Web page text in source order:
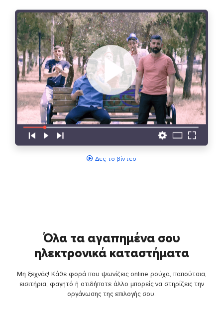
Δες το βίντεο
Όλα τα αγαπημένα σου
ηλεκτρονικά καταστήματα
Μη ξεχνάς! Κάθε φορά που ψωνίζεις online ρούχα, παπούτσια,
εισιτήρια, φαγητό ή οτιδήποτε άλλο μπορείς να στηρίζεις την
οργάνωσης της επιλογής σου.